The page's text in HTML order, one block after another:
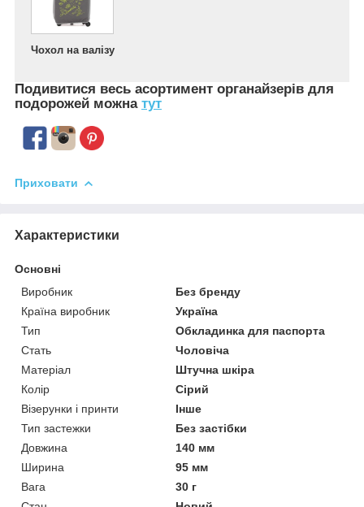
Чохол на валізу
Подивитися весь асортимент органайзерів для
подорожей можна тут
Приховати
Характеристики
Основні
Виробник
Без бренду
Країна виробник
Україна
Тип
Обкладинка для паспорта
Стать
Чоловіча
Матеріал
Штучна шкіра
Колір
Сірий
Візерунки і принти
Інше
Тип застежки
Без застібки
Довжина
140 мм
Ширина
95 мм
Вага
30 г